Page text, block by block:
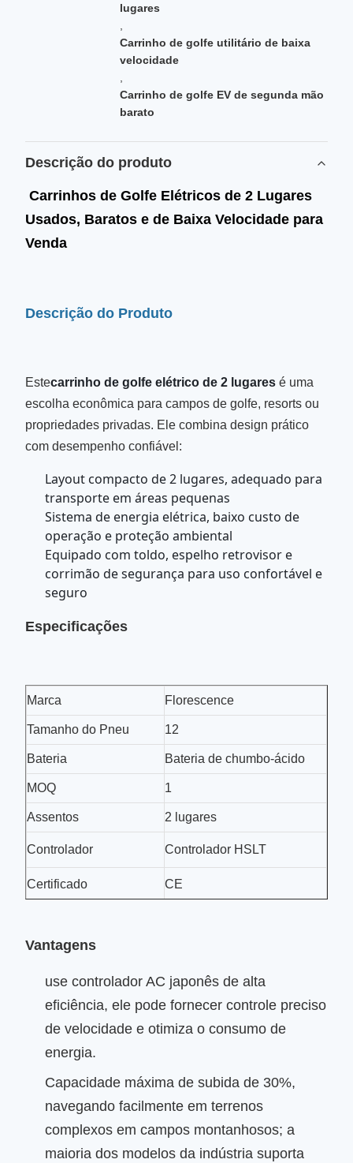
lugares
Carrinho de golfe utilitário de baixa
velocidade
Carrinho de golfe EV de segunda mão
barato
Descrição do produto
Carrinhos de Golfe Elétricos de 2 Lugares
Usados, Baratos e de Baixa Velocidade para
Venda
Descrição do Produto
Estecarrinho de golfe elétrico de 2 lugares é uma
escolha econômica para campos de golfe, resorts ou
propriedades privadas. Ele combina design prático
com desempenho confiável:
Layout compacto de 2 lugares, adequado para
transporte em áreas pequenas
Sistema de energia elétrica, baixo custo de
operação e proteção ambiental
Equipado com toldo, espelho retrovisor e
corrimão de segurança para uso confortável e
seguro
Especificações
Marca Florescence
Tamanho do Pneu 12
Bateria Bateria de chumbo-ácido
MOQ 1
Assentos 2 lugares
Controlador Controlador HSLT
Certificado CE
Vantagens
use controlador AC japonês de alta
eficiência, ele pode fornecer controle preciso
de velocidade e otimiza o consumo de
energia.
Capacidade máxima de subida de 30%,
navegando facilmente em terrenos
complexos em campos montanhosos; a
maioria dos modelos da indústria suporta